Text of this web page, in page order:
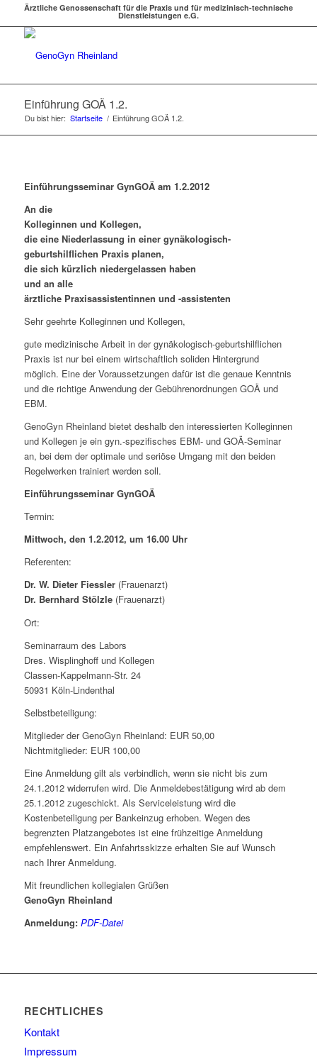
Ärztliche Genossenschaft für die Praxis und für medizinisch-technische
Dienstleistungen e.G.
Einführung GOÄ 1.2.
Du bist hier: Startseite / Einführung GOÄ 1.2.
Einführungsseminar GynGOÄ am 1.2.2012
An die
Kolleginnen und Kollegen,
die eine Niederlassung in einer gynäkologisch-
geburtshilflichen Praxis planen,
die sich kürzlich niedergelassen haben
und an alle
ärztliche Praxisassistentinnen und -assistenten
Sehr geehrte Kolleginnen und Kollegen,
gute medizinische Arbeit in der gynäkologisch-geburtshilflichen
Praxis ist nur bei einem wirtschaftlich soliden Hintergrund
möglich. Eine der Voraussetzungen dafür ist die genaue Kenntnis
und die richtige Anwendung der Gebührenordnungen GOÄ und
EBM.
GenoGyn Rheinland bietet deshalb den interessierten Kolleginnen
und Kollegen je ein gyn.-spezifisches EBM- und GOÄ-Seminar
an, bei dem der optimale und seriöse Umgang mit den beiden
Regelwerken trainiert werden soll.
Einführungsseminar GynGOÄ
Termin:
Mittwoch, den 1.2.2012, um 16.00 Uhr
Referenten:
Dr. W. Dieter Fiessler(Frauenarzt)
Dr. Bernhard Stölzle(Frauenarzt)
Ort:
Seminarraum des Labors
Dres. Wisplinghoff und Kollegen
Classen-Kappelmann-Str. 24
50931 Köln-Lindenthal
Selbstbeteiligung:
Mitglieder der GenoGyn Rheinland: EUR 50,00
Nichtmitglieder: EUR 100,00
Eine Anmeldung gilt als verbindlich, wenn sie nicht bis zum
24.1.2012 widerrufen wird. Die Anmeldebestätigung wird ab dem
25.1.2012 zugeschickt. Als Serviceleistung wird die
Kostenbeteiligung per Bankeinzug erhoben. Wegen des
begrenzten Platzangebotes ist eine frühzeitige Anmeldung
empfehlenswert. Ein Anfahrtsskizze erhalten Sie auf Wunsch
nach Ihrer Anmeldung.
Mit freund­li­chen kol­le­gi­a­len Grüßen
Ge­no­Gyn Rhein­land
Anmeldung: PDF-Datei
RECHTLICHES
Kontakt
Impressum